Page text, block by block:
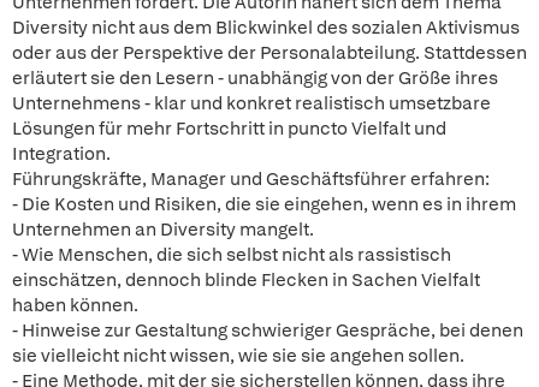
Diversity nicht aus dem Blickwinkel des sozialen Aktivismus
oder aus der Perspektive der Personalabteilung. Stattdessen
erläutert sie den Lesern - unabhängig von der Größe ihres
Unternehmens - klar und konkret realistisch umsetzbare
Lösungen für mehr Fortschritt in puncto Vielfalt und
Integration.
Führungskräfte, Manager und Geschäftsführer erfahren:
- Die Kosten und Risiken, die sie eingehen, wenn es in ihrem
Unternehmen an Diversity mangelt.
- Wie Menschen, die sich selbst nicht als rassistisch
einschätzen, dennoch blinde Flecken in Sachen Vielfalt
haben können.
- Hinweise zur Gestaltung schwieriger Gespräche, bei denen
sie vielleicht nicht wissen, wie sie sie angehen sollen.
- Eine Methode, mit der sie sicherstellen können, dass ihre